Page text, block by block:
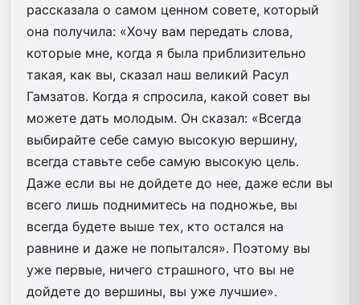
рассказала о самом ценном совете, который
она получила: «Хочу вам передать слова,
которые мне, когда я была приблизительно
такая, как вы, сказал наш великий Расул
Гамзатов. Когда я спросила, какой совет вы
можете дать молодым. Он сказал: «Всегда
выбирайте себе самую высокую вершину,
всегда ставьте себе самую высокую цель.
Даже если вы не дойдете до нее, даже если вы
всего лишь поднимитесь на подножье, вы
всегда будете выше тех, кто остался на
равнине и даже не попытался». Поэтому вы
уже первые, ничего страшного, что вы не
дойдете до вершины, вы уже лучшие».